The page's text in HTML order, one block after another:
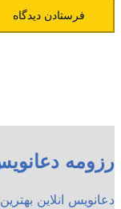
رزومه